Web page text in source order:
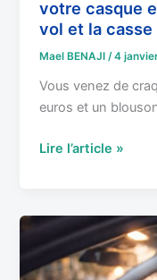
votre casque
vol et la casse
Mael BENAJI/4
Vous venez de
euros et un
et
la
casse
Lire l’article »
Jeune
permis
: